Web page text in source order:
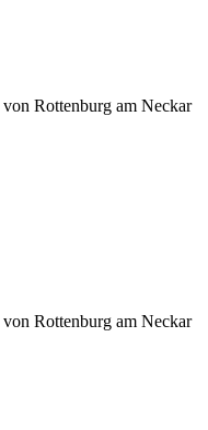
von Rottenburg am Neckar
von Rottenburg am Neckar